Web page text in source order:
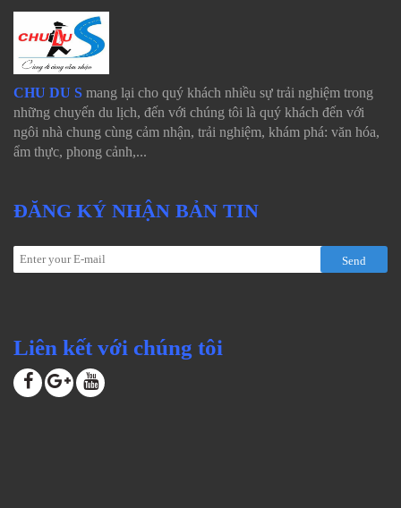
CHU DU S mang lại cho quý khách nhiều sự trải nghiệm trong
những chuyến du lịch, đến với chúng tôi là quý khách đến với
ngôi nhà chung cùng cảm nhận, trải nghiệm, khám phá: văn hóa,
ẩm thực, phong cảnh,...
ĐĂNG KÝ NHẬN BẢN TIN
Send
Liên kết với chúng tôi